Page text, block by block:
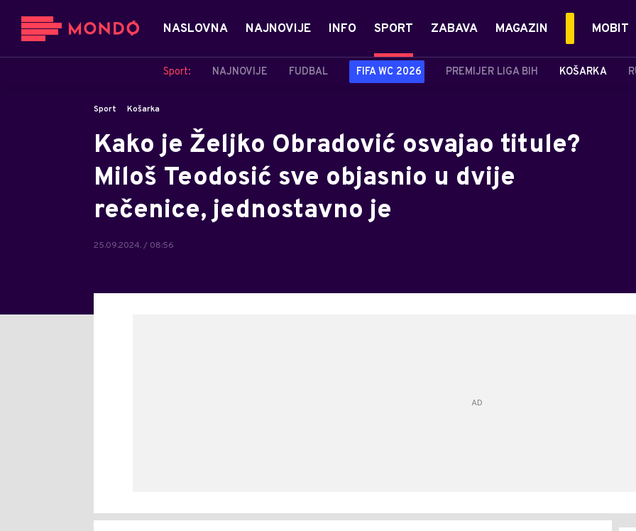
NASLOVNA NAJNOVIJE INFO SPORT
Sport: NAJNOVIJE FUDBAL FIFA WC 2026 PREMIJER LIGA BIH KOŠARKA
ZABAVA MAGAZIN MOBIT
Sport Košarka
Kako je Željko Obradović osvajao titule?
Miloš Teodosić sve objasnio u dvije
rečenice, jednostavno je
25.09.2024. / 08:56